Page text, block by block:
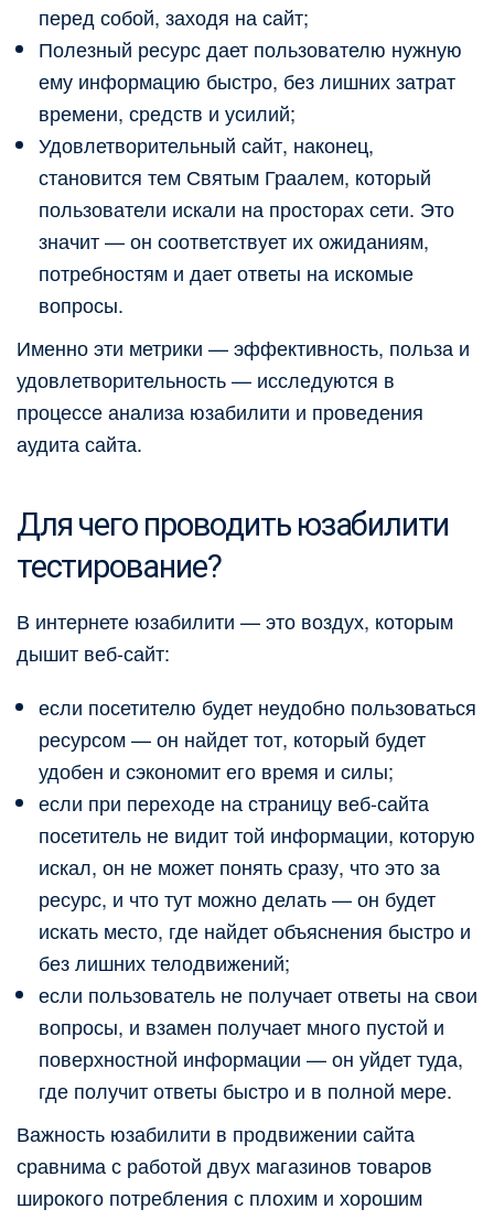
перед собой, заходя на сайт;
Полезный ресурс дает пользователю нужную
ему информацию быстро, без лишних затрат
времени, средств и усилий;
Удовлетворительный сайт, наконец,
становится тем Святым Граалем, который
пользователи искали на просторах сети. Это
значит — он соответствует их ожиданиям,
потребностям и дает ответы на искомые
вопросы.
Именно эти метрики — эффективность, польза и
удовлетворительность — исследуются в
процессе анализа юзабилити и проведения
аудита сайта.
Для чего проводить юзабилити
тестирование?
В интернете юзабилити — это воздух, которым
дышит веб-сайт:
если посетителю будет неудобно пользоваться
ресурсом — он найдет тот, который будет
удобен и сэкономит его время и силы;
если при переходе на страницу веб-сайта
посетитель не видит той информации, которую
искал, он не может понять сразу, что это за
ресурс, и что тут можно делать — он будет
искать место, где найдет объяснения быстро и
без лишних телодвижений;
если пользователь не получает ответы на свои
вопросы, и взамен получает много пустой и
поверхностной информации — он уйдет туда,
где получит ответы быстро и в полной мере.
Важность юзабилити в продвижении сайта
сравнима с работой двух магазинов товаров
широкого потребления с плохим и хорошим